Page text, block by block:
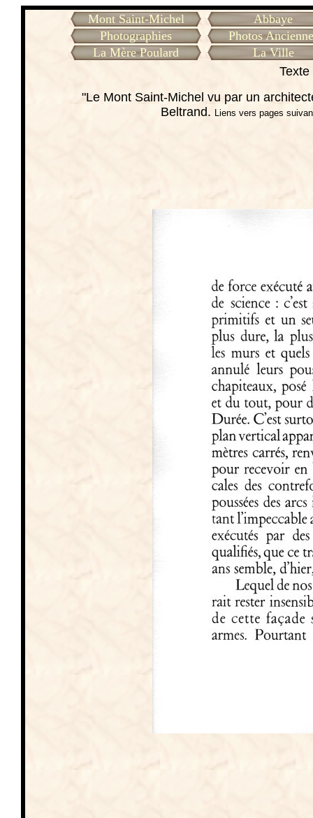
Mont Saint-Michel
Abbaye
Photographies
Photos
La Mère Poulard
La Ville
"Le Mont Saint-Michel vu par un
Beltrand. Liens vers pages